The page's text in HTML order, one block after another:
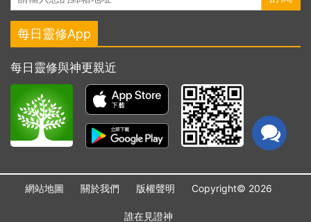
每日靈修App
每日靈修與神更親近
網站地圖 關於我們 版權聲明 Copyright© 2026
誰在見證神